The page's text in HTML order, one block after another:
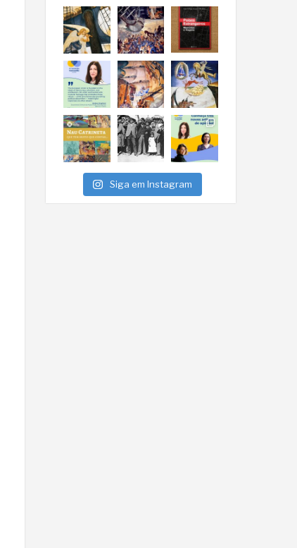
Siga em Instagram